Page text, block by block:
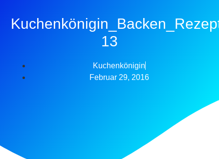
13
Kuchenkönigin
Februar 29, 2016